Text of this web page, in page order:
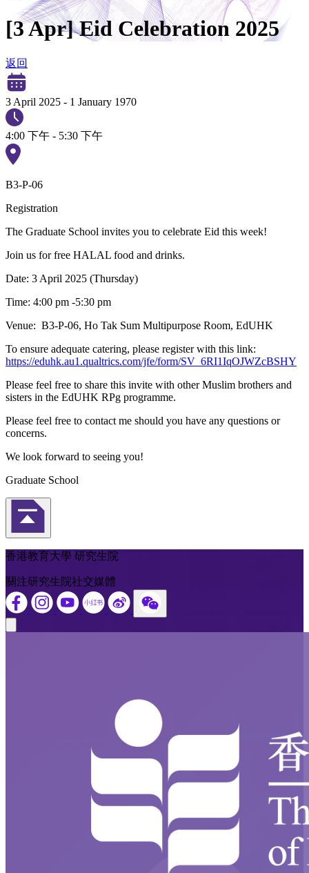
[3 Apr] Eid Celebration 2025
返回
3 April 2025 - 1 January 1970
4:00 下午 - 5:30 下午
B3-P-06
Registration
The Graduate School invites you to celebrate Eid this week!
Join us for free HALAL food and drinks.
Date: 3 April 2025 (Thursday)
Time: 4:00 pm -5:30 pm
Venue: B3-P-06, Ho Tak Sum Multipurpose Room, EdUHK
To ensure adequate catering, please register with this link:
https://eduhk.au1.qualtrics.com/jfe/form/SV_6RI1IqOJWZcBSHY
Please feel free to share this invite with other Muslim brothers and
sisters in the EdUHK RPg programme.
Please feel free to contact me should you have any questions or
concerns.
We look forward to seeing you!
Graduate School
返回頁首
香港教育大學 研究生院
關注研究生院社交媒體
Close modal